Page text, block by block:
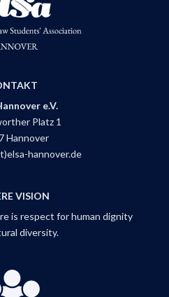
e.V.
Platz 1
Hannover
hannover.de
VISION
is respect for human dignity
diversity.